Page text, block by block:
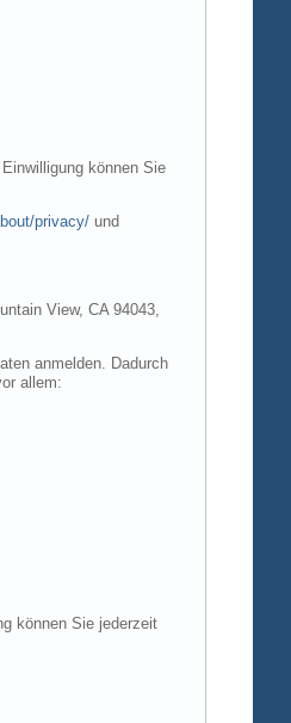
können Sie
privacy/ und
View, CA 94043,
anmelden. Dadurch
allem:
können Sie jederzeit